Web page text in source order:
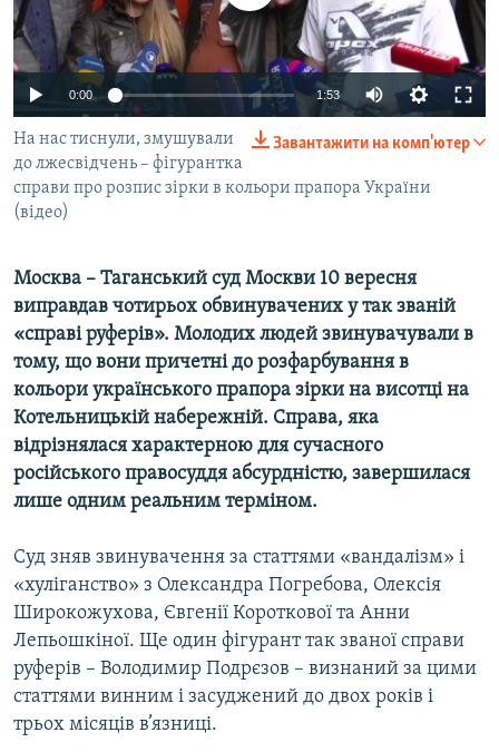
ВІДЕОУРОКИ «ELIFBE»
СВІДЧЕННЯ ОКУПАЦІЇ
УКРАЇНСЬКА ПРОБЛЕМА КРИМУ
ІНФОГРАФІКА
Русский
Qırımtatar
ДОЛУЧАЙСЯ!
0:00 1:53
Завантажити на комп'ютер
На нас тиснули, змушували
до лжесвідчень – фігурантка
справи про розпис зірки в кольори прапора України
(відео)
Москва – Таганський суд Москви 10 вересня
виправдав чотирьох обвинувачених у так званій
«справі руферів». Молодих людей звинувачували в
тому, що вони причетні до розфарбування в
кольори українського прапора зірки на висотці на
Котельницькій набережній. Справа, яка
відрізнялася характерною для сучасного
російського правосуддя абсурдністю, завершилася
лише одним реальним терміном.
Суд зняв звинувачення за статтями «вандалізм» і
«хуліганство» з Олександра Погребова, Олексія
Широкожухова, Євгенії Короткової та Анни
Лепьошкіної. Ще один фігурант так званої справи
руферів – Володимир Подрєзов – визнаний за цими
статтями винним і засуджений до двох років і
трьох місяців в’язниці.